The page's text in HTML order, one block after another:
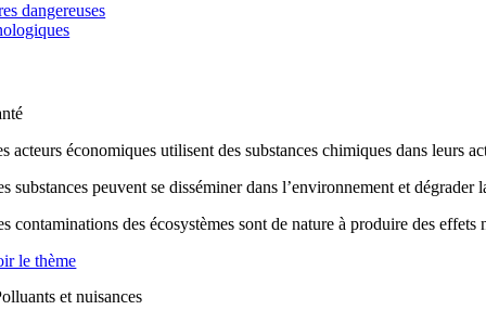
dangereuses
acteurs économiques utilisent des substances chimiques dans leurs
substances peuvent se disséminer dans l’environnement et dégrader
contaminations des écosystèmes sont de nature à produire des effets
le thème
et nuisances